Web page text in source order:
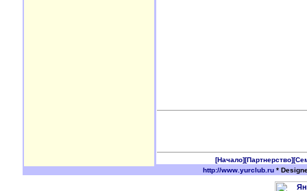
[Начало][Партнерство]
http://www.yurclub.ru *